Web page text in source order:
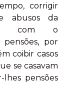
corrigir
abusos da
com o
por
coibir casos
se casavam
lhes pensões